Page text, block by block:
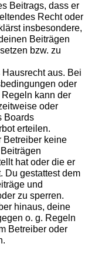
Beitrags, dass er
Recht oder
insbesondere,
Beiträgen
bzw. zu
aus. Bei
oder
kann der
oder
Boards
erteilen.
Betreiber keine
hat oder die er
Du gestattest dem
und
zu sperren.
hinaus, deine
o. g. Regeln
Betreiber oder